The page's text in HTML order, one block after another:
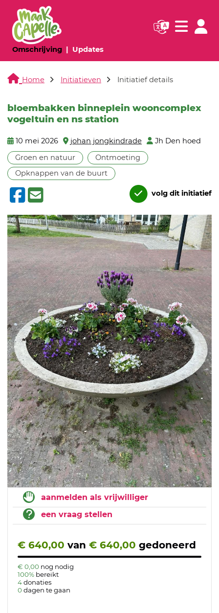
Omschrijving(huidige pagina)
Updates(huidige pagina)
Navigatie
Home Initiatieven Initiatief details
bloembakken binneplein wooncomplex
vogeltuin en ns station
10 mei 2026 johan jongkindrade
Jh Den hoed
Groen en natuur
Ontmoeting
Opknappen van de buurt
volg dit initiatief
aanmelden als vrijwilliger
een vraag stellen
€ 640,00 van € 640,00 gedoneerd
€ 0,00 nog nodig
100% bereikt
4donaties
0 dagen te gaan